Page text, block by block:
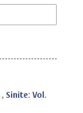
, Sinite: Vol.